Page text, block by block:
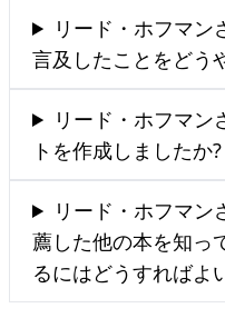
リード・ホフマン
言及したことをどう
リード・ホフマン
トを作成しましたか?
リード・ホフマン
薦した他の本を知っ
るにはどうすればよ